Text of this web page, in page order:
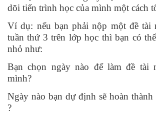
dõi tiến trình học của mình một cách
Ví dụ: nếu bạn phải nộp một đề tài
tuần thứ 3 trên lớp học thì bạn có
nhỏ như:
Bạn chọn ngày nào để làm đề tài
mình?
Ngày nào bạn dự định sẽ hoàn
?